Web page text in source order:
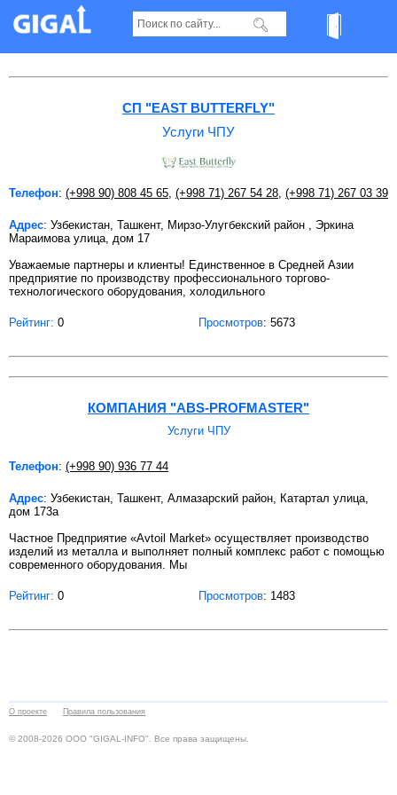
Услуги ЧПУ в Ташкенте
СП "EAST BUTTERFLY"
Услуги ЧПУ
Телефон: (+998 90) 808 45 65 (+998 71) 267 54 28 (+998 71) 267 03 39
Адрес: Узбекистан, Ташкент, Мирзо-Улугбекский район , Эркина
Мараимова улица, дом 17
Уважаемые партнеры и клиенты! Единственное в Средней Азии
предприятие по производству профессионального торгово-
технологического оборудования, холодильного
Рейтинг: 0 Просмотров: 5673
КОМПАНИЯ "ABS-PROFMASTER"
Услуги ЧПУ
Телефон: (+998 90) 936 77 44
Адрес: Узбекистан, Ташкент, Алмазарский район, Катартал улица,
дом 173а
Частное Предприятие «Avtoil Market» осуществляет производство
изделий из металла и выполняет полный комплекс работ с помощью
современного оборудования. Мы
Рейтинг: 0 Просмотров: 1483
О проекте Правила пользования
© 2008-2026 ООО "GIGAL-INFO". Все права защищены.